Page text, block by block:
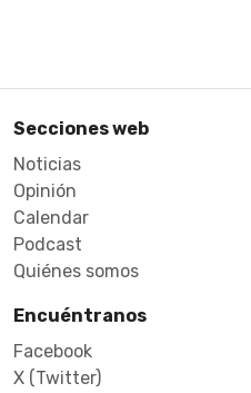
Secciones web
Noticias
Opinión
Calendar
Podcast
Quiénes somos
Encuéntranos
Facebook
X (Twitter)